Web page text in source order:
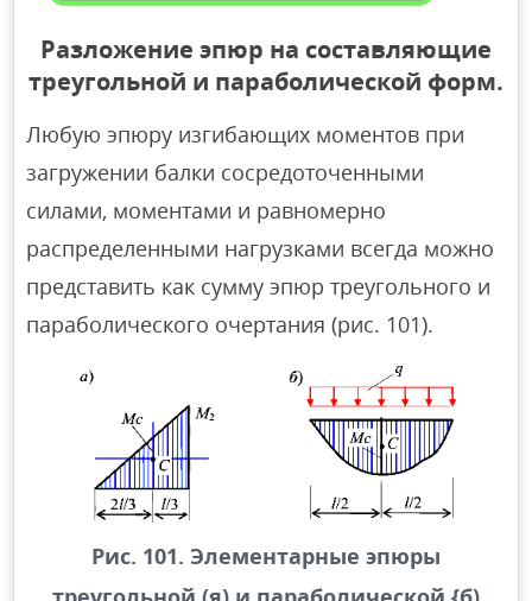
Разложение эпюр на составляющие
треугольной и параболической форм.
Любую эпюру изгибающих моментов при
загружении балки сосредоточенными
силами, моментами и равномерно
распределенными нагрузками всегда можно
представить как сумму эпюр треугольного и
параболического очертания (рис. 101).
Рис. 101. Элементарные эпюры